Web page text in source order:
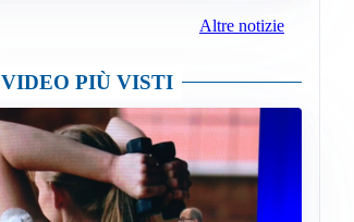
Altre notizie
VIDEO PIÙ VISTI